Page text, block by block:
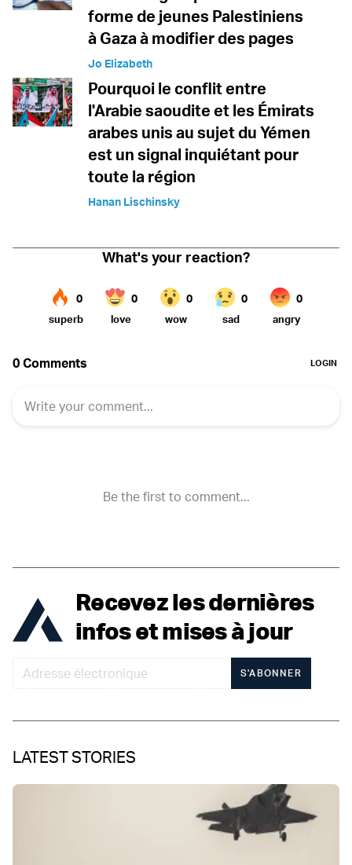
forme de jeunes Palestiniens
à Gaza à modifier des pages
Jo Elizabeth
Pourquoi le conflit entre
l'Arabie saoudite et les Émirats
arabes unis au sujet du Yémen
est un signal inquiétant pour
toute la région
Hanan Lischinsky
Recevez les dernières
infos et mises à jour
S'ABONNER
LATEST STORIES